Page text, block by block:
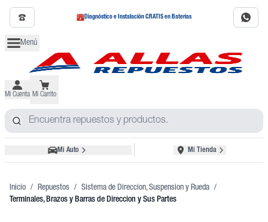
Diagnóstico e Instalación GRATIS en Baterías
Menú
Mi Cuenta Mi Carrito
Mi Auto Mi Tienda
Inicio / Repuestos / Sistema de Direccion, Suspension y Rueda /
Terminales, Brazos y Barras de Direccion y Sus Partes